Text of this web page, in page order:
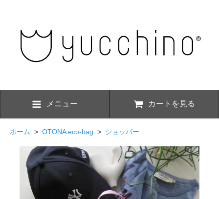
メニュー カートを見る
ホーム > OTONA eco-bag > ショッパー